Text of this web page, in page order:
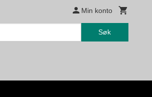
Min konto
Søk